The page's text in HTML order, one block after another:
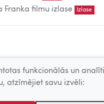
Franka filmu izlase Izlase
funkcionālās un
atzīmējiet savu izvēli: